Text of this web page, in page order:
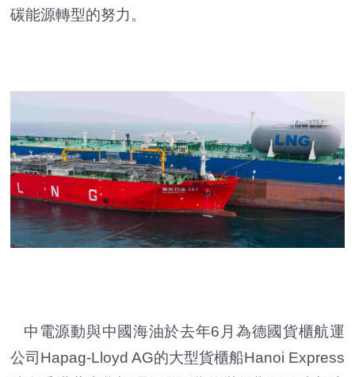
碳能源轉型的努力。
中電源動與中國海油於去年6月為德國貨櫃航運
公司Hapag-Lloyd AG的大型貨櫃船Hanoi Express